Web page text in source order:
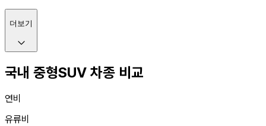
더보기
국내 중형SUV 차종 비교
연비
유류비